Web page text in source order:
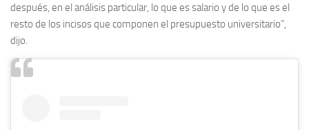
después, en el análisis particular, lo que es salario y de lo que es el
resto de los incisos que componen el presupuesto universitario”,
dijo.